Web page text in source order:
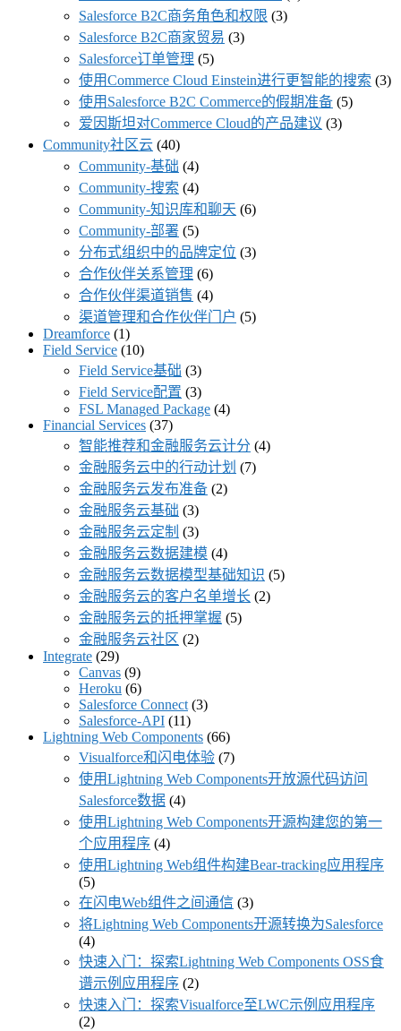
Salesforce B2C商务角色和权限 (3)
Salesforce B2C商家贸易 (3)
Salesforce订单管理 (5)
使用Commerce Cloud Einstein进行更智能的搜索 (3)
使用Salesforce B2C Commerce的假期准备 (5)
爱因斯坦对Commerce Cloud的产品建议 (3)
Community社区云 (40)
Community-基础 (4)
Community-搜索 (4)
Community-知识库和聊天 (6)
Community-部署 (5)
分布式组织中的品牌定位 (3)
合作伙伴关系管理 (6)
合作伙伴渠道销售 (4)
渠道管理和合作伙伴门户 (5)
Dreamforce (1)
Field Service (10)
Field Service基础 (3)
Field Service配置 (3)
FSL Managed Package (4)
Financial Services (37)
智能推荐和金融服务云计分 (4)
金融服务云中的行动计划 (7)
金融服务云发布准备 (2)
金融服务云基础 (3)
金融服务云定制 (3)
金融服务云数据建模 (4)
金融服务云数据模型基础知识 (5)
金融服务云的客户名单增长 (2)
金融服务云的抵押掌握 (5)
金融服务云社区 (2)
Integrate (29)
Canvas (9)
Heroku (6)
Salesforce Connect(3)
Salesforce-API (11)
Lightning Web Components (66)
Visualforce和闪电体验 (7)
使用Lightning Web Components开放源代码访问
Salesforce数据 (4)
使用Lightning Web Components开源构建您的第一
个应用程序 (4)
使用Lightning Web组件构建Bear-tracking应用程序
(5)
在闪电Web组件之间通信 (3)
将Lightning Web Components开源转换为Salesforce
(4)
快速入门：探索Lightning Web Components OSS食
谱示例应用程序 (2)
快速入门：探索Visualforce至LWC示例应用程序
(2)